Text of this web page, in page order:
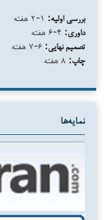
بررسی اولیه:
داوری:
تصمیم نهایی:
چاپ:
نمایه‌ها